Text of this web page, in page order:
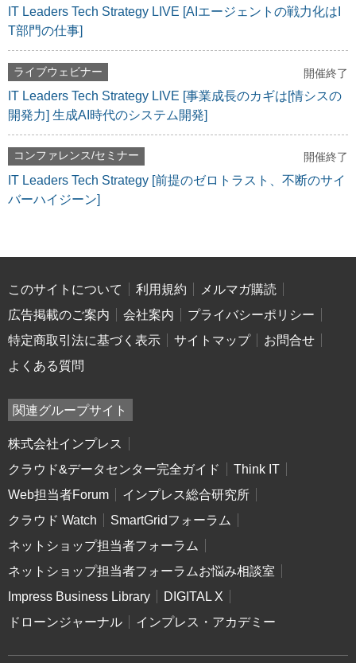
IT Leaders Tech Strategy LIVE [AIエージェントの戦力化はI
T部門の仕事]
ライブウェビナー 開催終了
IT Leaders Tech Strategy LIVE [事業成長のカギは[情シスの
開発力] 生成AI時代のシステム開発]
コンファレンス/セミナー 開催終了
IT Leaders Tech Strategy [前提のゼロトラスト、不断のサイ
バーハイジーン]
このサイトについて 利用規約
メルマガ購読
広告掲載のご案内
会社案内
プライバシーポリシー
特定商取引法に基づく表示
サイトマップ
お問合せ
よくある質問
関連グループサイト
株式会社インプレス
クラウド&データセンター完全ガイド
Think IT
Web担当者Forum
インプレス総合研究所
クラウド Watch
SmartGridフォーラム
ネットショップ担当者フォーラム
ネットショップ担当者フォーラムお悩み相談室
Impress Business Library
DIGITAL X
ドローンジャーナル
インプレス・アカデミー